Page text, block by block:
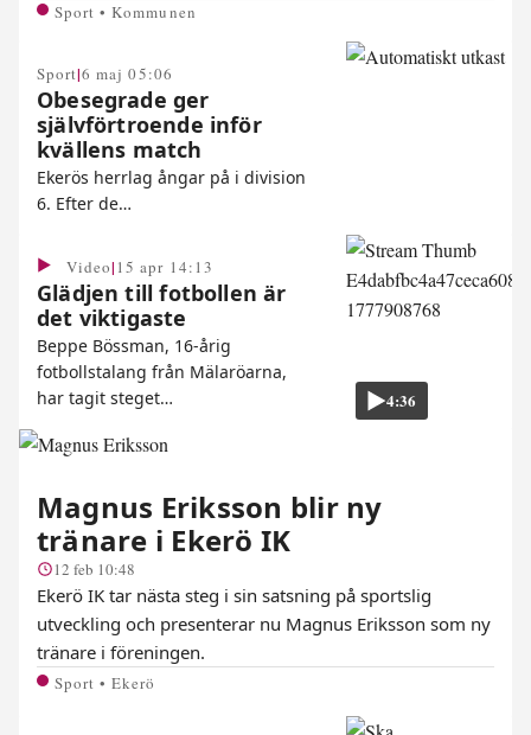
Sport • Kommunen
Sport|6 maj 05:06
Obesegrade ger
självförtroende inför
kvällens match
Ekerös herrlag ångar på i division
6. Efter de…
Video| 15 apr 14:13
Glädjen till fotbollen är
det viktigaste
Beppe Bössman, 16-årig
fotbollstalang från Mälaröarna,
har tagit steget…
4:36
Magnus Eriksson blir ny
tränare i Ekerö IK
12 feb 10:48
Ekerö IK tar nästa steg i sin satsning på sportslig
utveckling och presenterar nu Magnus Eriksson som ny
tränare i föreningen.
Sport • Ekerö